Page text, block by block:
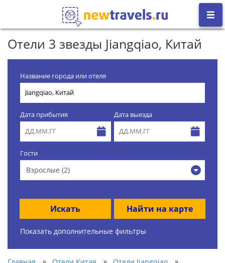
Отели 3 звезды Jiangqiao, Китай
Название города или отеля
Дата прибытия Дата выезда
Гости
Взрослые (2)
Искать Найти на карте
Показать дополнительные фильтры
» »
»